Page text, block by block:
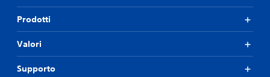
Prodotti
Valori
Supporto